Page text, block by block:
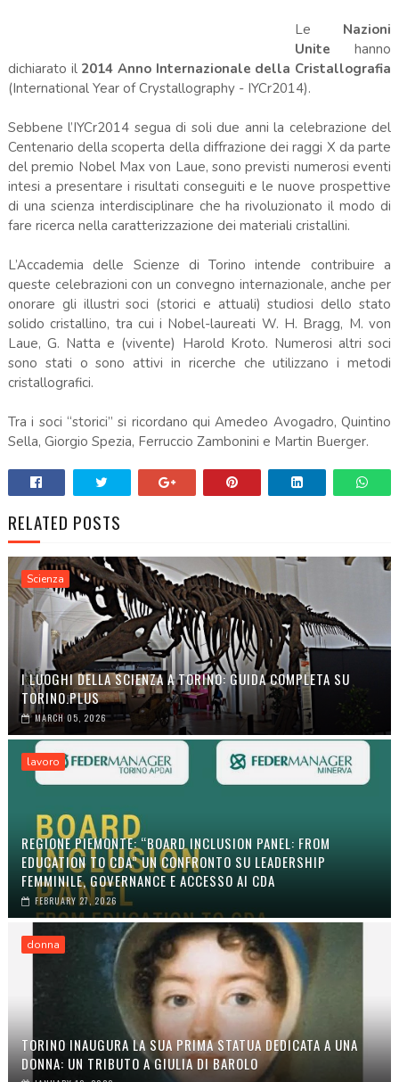
Le Nazioni
Unitehanno
dichiarato il 2014 Anno Internazionale della Cristallografia
(International Year of Crystallography - IYCr2014).
Sebbene l’IYCr2014 segua di soli due anni la celebrazione del
Centenario della scoperta della diffrazione dei raggi X da parte
del premio Nobel Max von Laue, sono previsti numerosi eventi
intesi a presentare i risultati conseguiti e le nuove prospettive
di una scienza interdisciplinare che ha rivoluzionato il modo di
fare ricerca nella caratterizzazione dei materiali cristallini.
L’Accademia delle Scienze di Torino intende contribuire a
queste celebrazioni con un convegno internazionale, anche per
onorare gli illustri soci (storici e attuali) studiosi dello stato
solido cristallino, tra cui i Nobel-laureati W. H. Bragg, M. von
Laue, G. Natta e (vivente) Harold Kroto. Numerosi altri soci
sono stati o sono attivi in ricerche che utilizzano i metodi
cristallografici.
Tra i soci “storici” si ricordano qui Amedeo Avogadro, Quintino
Sella, Giorgio Spezia, Ferruccio Zambonini e Martin Buerger.
RELATED POSTS
Scienza
I LUOGHI DELLA SCIENZA A TORINO: GUIDA COMPLETA SU
TORINO.PLUS
MARCH 05, 2026
lavoro
REGIONE PIEMONTE: “BOARD INCLUSION PANEL: FROM
EDUCATION TO CDA” UN CONFRONTO SU LEADERSHIP
FEMMINILE, GOVERNANCE E ACCESSO AI CDA
FEBRUARY 27, 2026
donna
TORINO INAUGURA LA SUA PRIMA STATUA DEDICATA A UNA
DONNA: UN TRIBUTO A GIULIA DI BAROLO